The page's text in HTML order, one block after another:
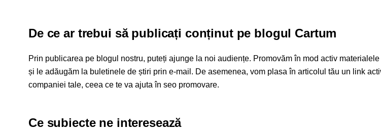
De ce ar trebui să publicați conținut pe blogul Cartum
Prin publicarea pe blogul nostru, puteți ajunge la noi audiențe. Promovăm în mod activ
și le adăugăm la buletinele de știri prin e-mail. De asemenea, vom plasa în articolul tău un link
companiei tale, ceea ce te va ajuta în seo promovare.
Ce subiecte ne interesează